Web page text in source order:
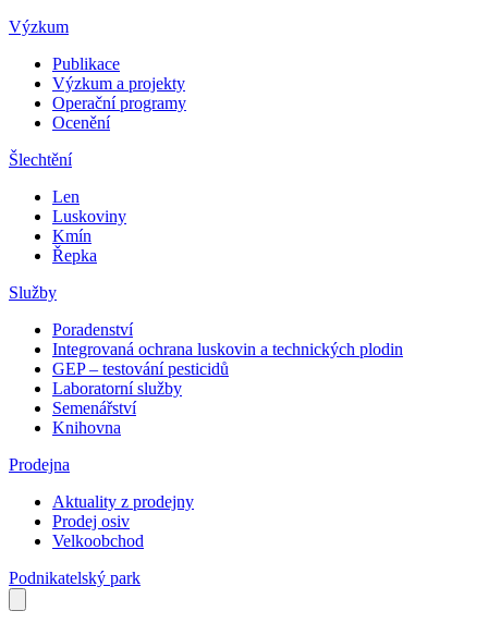
Výzkum
Publikace
Výzkum a projekty
Operační programy
Ocenění
Šlechtění
Len
Luskoviny
Kmín
Řepka
Služby
Poradenství
Integrovaná ochrana luskovin a technických plodin
GEP – testování pesticidů
Laboratorní služby
Semenářství
Knihovna
Prodejna
Aktuality z prodejny
Prodej osiv
Velkoobchod
Podnikatelský park